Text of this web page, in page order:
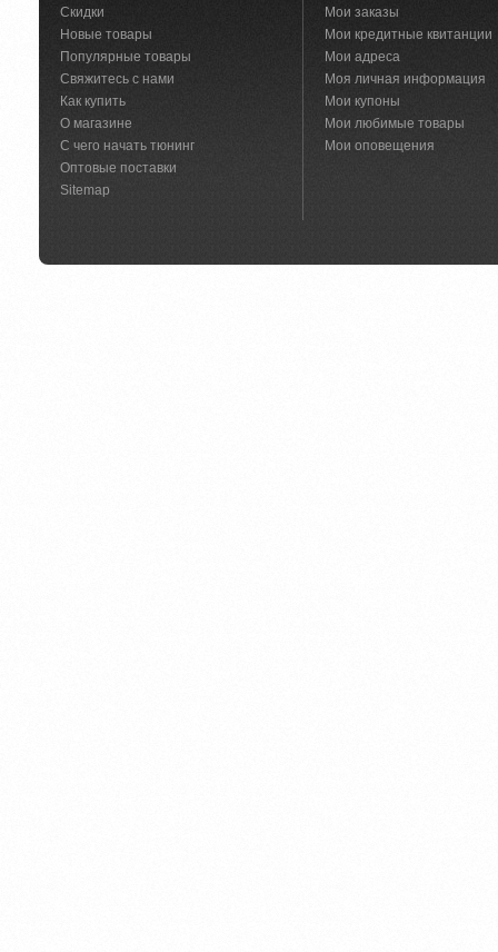
Скидки
Новые товары
Популярные товары
Свяжитесь с нами
Как купить
О магазине
С чего начать тюнинг
Оптовые поставки
Sitemap
Мои заказы
Мои кредитные квитанции
Мои адреса
Моя личная информация
Мои купоны
Мои любимые товары
Мои оповещения